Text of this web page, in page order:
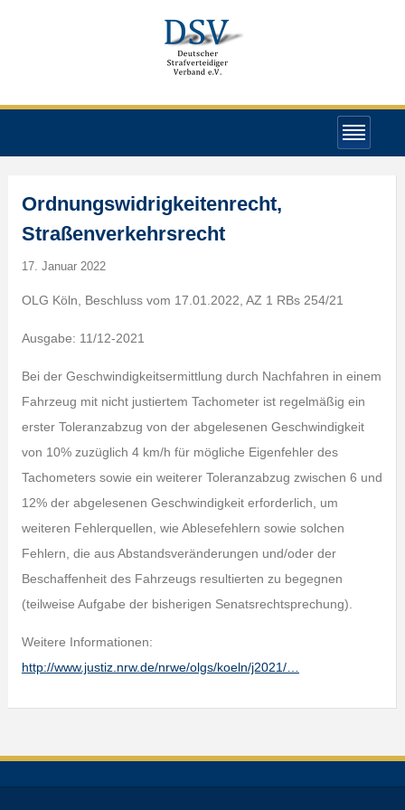
Ordnungswidrigkeitenrecht,
Straßenverkehrsrecht
17. Januar 2022
OLG Köln, Beschluss vom 17.01.2022, AZ 1 RBs 254/21
Ausgabe: 11/12-2021
Bei der Geschwindigkeitsermittlung durch Nachfahren in einem
Fahrzeug mit nicht justiertem Tachometer ist regelmäßig ein
erster Toleranzabzug von der abgelesenen Geschwindigkeit
von 10% zuzüglich 4 km/h für mögliche Eigenfehler des
Tachometers sowie ein weiterer Toleranzabzug zwischen 6 und
12% der abgelesenen Geschwindigkeit erforderlich, um
weiteren Fehlerquellen, wie Ablesefehlern sowie solchen
Fehlern, die aus Abstandsveränderungen und/oder der
Beschaffenheit des Fahrzeugs resultierten zu begegnen
(teilweise Aufgabe der bisherigen Senatsrechtsprechung).
Weitere Informationen:
http://www.justiz.nrw.de/nrwe/olgs/koeln/j2021/…